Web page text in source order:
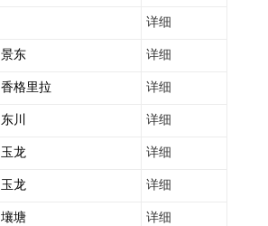
详细
景东 详细
香格里拉 详细
东川 详细
玉龙 详细
玉龙 详细
壤塘 详细